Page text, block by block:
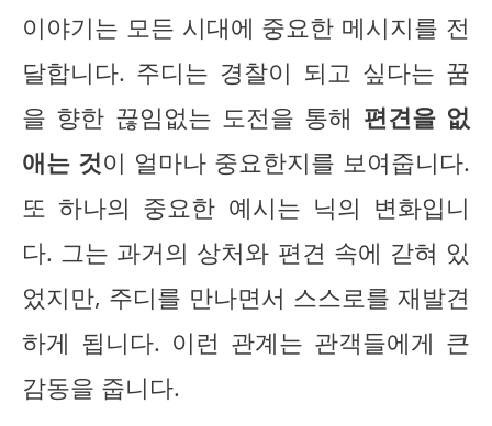
이야기는 모든 시대에 중요한 메시지를 전
달합니다. 주디는 경찰이 되고 싶다는 꿈
을 향한 끊임없는 도전을 통해 편견을 없
애는 것이 얼마나 중요한지를 보여줍니다.
또 하나의 중요한 예시는 닉의 변화입니
다. 그는 과거의 상처와 편견 속에 갇혀 있
었지만, 주디를 만나면서 스스로를 재발견
하게 됩니다. 이런 관계는 관객들에게 큰
감동을 줍니다.